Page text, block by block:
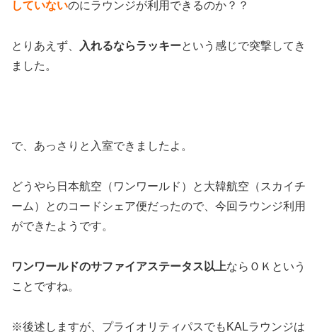
していないのにラウンジが利用できるのか？？
とりあえず、 入れるならラッキーという感じで突撃してき
ました。
で、あっさりと入室できましたよ。
どうやら日本航空（ワンワールド）と大韓航空（スカイチ
ーム）とのコードシェア便だったので、今回ラウンジ利用
ができたようです。
ワンワールドのサファイアステータス以上ならＯＫという
ことですね。
※後述しますが、プライオリティパスでもKALラウンジは